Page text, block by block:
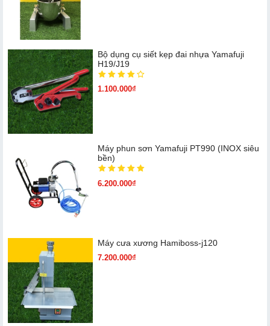
Bộ dụng cụ siết kẹp đai nhựa Yamafuji
H19/J19
1.100.000₫
Máy phun sơn Yamafuji PT990 (INOX siêu
bền)
6.200.000₫
Máy cưa xương Hamiboss-j120
7.200.000₫